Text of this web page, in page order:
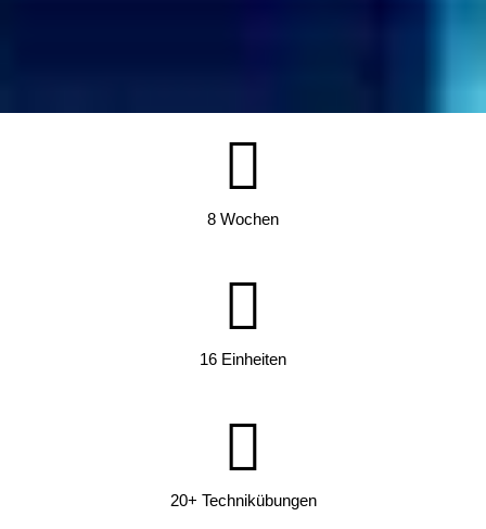
8 Wochen
16 Einheiten
20+ Technikübungen